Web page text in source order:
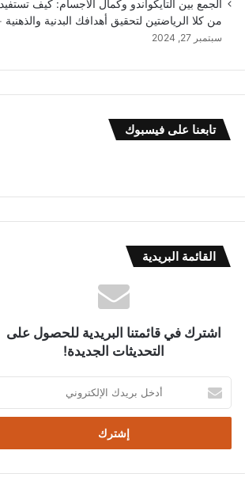
الجمع بين التايكواندو وكمال الأجسام: كيف تستفيد
من كلا الرياضتين لتحقيق أهدافك البدنية والذهنية
سبتمبر 27, 2024
تابعنا على فيسبوك
القائمة البريدية
اشترك في قائمتنا البريدية للحصول على
التحديثات الجديدة!
خ
ب